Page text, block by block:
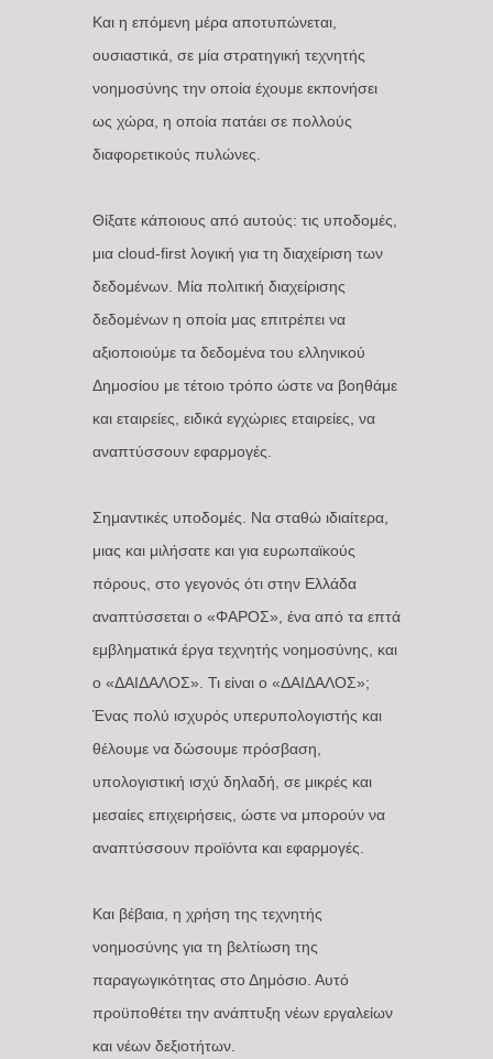
Και η επόμενη μέρα αποτυπώνεται,
ουσιαστικά, σε μία στρατηγική τεχνητής
νοημοσύνης την οποία έχουμε εκπονήσει
ως χώρα, η οποία πατάει σε πολλούς
διαφορετικούς πυλώνες.
Θίξατε κάποιους από αυτούς: τις υποδομές,
μια cloud-first λογική για τη διαχείριση των
δεδομένων. Μία πολιτική διαχείρισης
δεδομένων η οποία μας επιτρέπει να
αξιοποιούμε τα δεδομένα του ελληνικού
Δημοσίου με τέτοιο τρόπο ώστε να βοηθάμε
και εταιρείες, ειδικά εγχώριες εταιρείες, να
αναπτύσσουν εφαρμογές.
Σημαντικές υποδομές. Να σταθώ ιδιαίτερα,
μιας και μιλήσατε και για ευρωπαϊκούς
πόρους, στο γεγονός ότι στην Ελλάδα
αναπτύσσεται ο «ΦΑΡΟΣ», ένα από τα επτά
εμβληματικά έργα τεχνητής νοημοσύνης, και
ο «ΔΑΙΔΑΛΟΣ». Τι είναι ο «ΔΑΙΔΑΛΟΣ»;
Ένας πολύ ισχυρός υπερυπολογιστής και
θέλουμε να δώσουμε πρόσβαση,
υπολογιστική ισχύ δηλαδή, σε μικρές και
μεσαίες επιχειρήσεις, ώστε να μπορούν να
αναπτύσσουν προϊόντα και εφαρμογές.
Και βέβαια, η χρήση της τεχνητής
νοημοσύνης για τη βελτίωση της
παραγωγικότητας στο Δημόσιο. Αυτό
προϋποθέτει την ανάπτυξη νέων εργαλείων
και νέων δεξιοτήτων.